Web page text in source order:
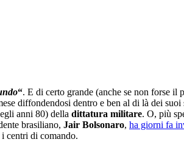
“. E di certo grande (anche se non forse
diffondendosi dentro e ben al di là dei
anni 80) della dittatura militare. O, più
brasiliano, Jair Bolsonaro, ha giorni fa
centri di comando.